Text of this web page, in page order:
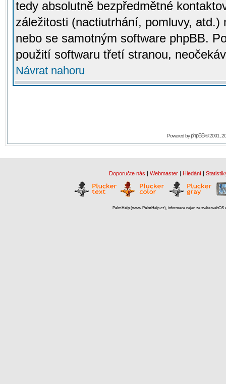
tedy absolutně bezpředmětné
záležitosti (nactiutrhání, pomluvy,
nebo se samotným software phpBB.
použití softwaru třetí stranou,
Návrat nahoru
Powered byphpBB© 2001,
Doporučte nás | Webmaster | Hledání |
PalmHelp (www.PalmHelp.cz), informace nejen ze světa